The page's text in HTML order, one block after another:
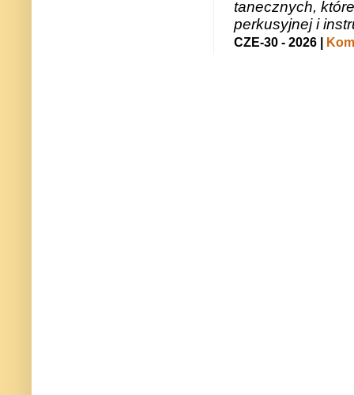
tanecznych,
perkusyjnej i
CZE-30 - 2026 |